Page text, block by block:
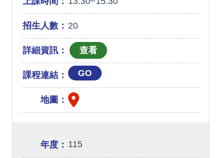
招生人數： 20
詳細資訊：
課程連結： GO
地圖：
年度： 115